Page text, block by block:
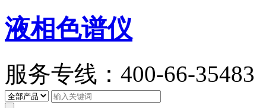
液相色谱仪
服务专线：400-66-35483